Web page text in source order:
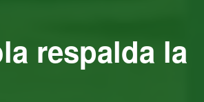
respalda la